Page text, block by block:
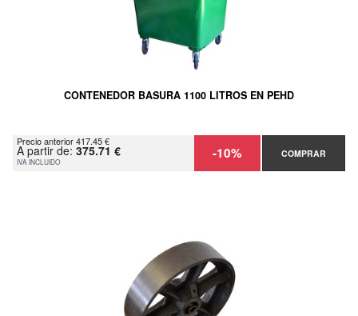
CONTENEDOR BASURA 1100 LITROS EN PEHD
Precio anterior 417.45 €
A partir de: 375.71 €
IVA INCLUIDO -10% COMPRAR